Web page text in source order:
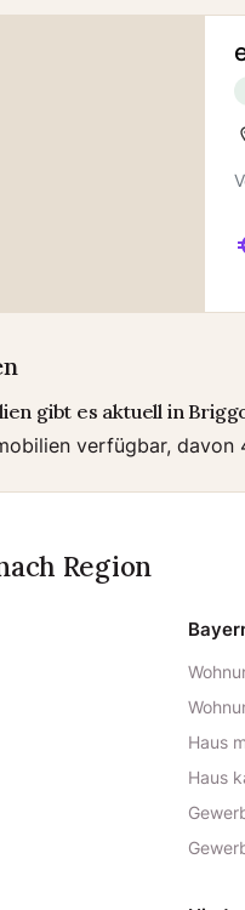
gibt es aktuell in
verfügbar, davon
Region
Haus
Haus